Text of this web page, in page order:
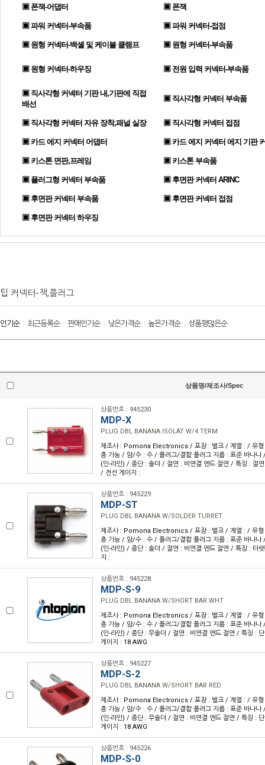
▣ 폰잭-어댑터 ▣ 폰잭
▣ 파워 커넥터-부속품 ▣ 파워 커넥터-접점
▣ 원형 커넥터-백셸 및 케이블 클램프 ▣ 원형 커넥터-부속품
▣ 원형 커넥터-하우징 ▣ 전원 입력 커넥터-부속품
▣ 직사각형 커넥터 기판 내,기판에 직접
배선
▣ 직사각형 커넥터 부속품
▣ 직사각형 커넥터 자유 장착,패널 실장 ▣ 직사각형 커넥터 접점
▣ 카드 에지 커넥터 어댑터 ▣ 카드 에지 커넥터 에지 기판
▣ 키스톤 면판,프레임 ▣ 키스톤 부속품
▣ 플러그형 커넥터 부속품 ▣ 후면판 커넥터 ARINC
▣ 후면판 커넥터 부속품 ▣ 후면판 커넥터 접점
▣ 후면판 커넥터 하우징
팁 커넥터-잭,플러그
인기순| 최근등록순| 판매인기순| 낮은가격순| 높은가격순| 상품평많은순
상품명/제조사/Spec
상품번호 : 945230
MDP-X
PLUG DBL BANANA ISOLAT W/4 TERM
제조사 : Pomona Electronics / 포장 : 벌크 / 계열 : / 유형
층 가능 / 암/수 : 수 / 플러그/결합 플러그 지름 : 표준 바나나
(인-라인) / 종단 : 솔더 / 절연 : 비연결 엔드 절연 / 특징 : 절
/ 전선 게이지 :
상품번호 : 945229
MDP-ST
PLUG DBL BANANA W/SOLDER TURRET
제조사 : Pomona Electronics / 포장 : 벌크 / 계열 : / 유형
층 가능 / 암/수 : 수 / 플러그/결합 플러그 지름 : 표준 바나나
(인-라인) / 종단 : 솔더 / 절연 : 비연결 엔드 절연 / 특징 : 터
지 :
상품번호 : 945228
MDP-S-9
PLUG DBL BANANA W/SHORT BAR WHT
제조사 : Pomona Electronics / 포장 : 벌크 / 계열 : / 유형
층 가능 / 암/수 : 수 / 플러그/결합 플러그 지름 : 표준 바나나
(인-라인) / 종단 : 무솔더 / 절연 : 비연결 엔드 절연 / 특징 :
게이지 : 18 AWG
상품번호 : 945227
MDP-S-2
PLUG DBL BANANA W/SHORT BAR RED
제조사 : Pomona Electronics / 포장 : 벌크 / 계열 : / 유형
층 가능 / 암/수 : 수 / 플러그/결합 플러그 지름 : 표준 바나나
(인-라인) / 종단 : 무솔더 / 절연 : 비연결 엔드 절연 / 특징 :
게이지 : 18 AWG
상품번호 : 945226
MDP-S-0